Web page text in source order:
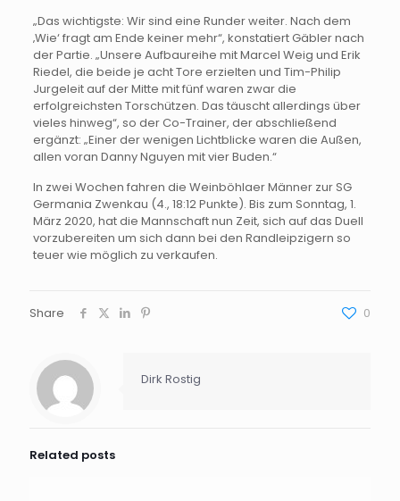
„Das wichtigste: Wir sind eine Runder weiter. Nach dem
‚Wie‘ fragt am Ende keiner mehr“, konstatiert Gäbler nach
der Partie. „Unsere Aufbaureihe mit Marcel Weig und Erik
Riedel, die beide je acht Tore erzielten und Tim-Philip
Jurgeleit auf der Mitte mit fünf waren zwar die
erfolgreichsten Torschützen. Das täuscht allerdings über
vieles hinweg“, so der Co-Trainer, der abschließend
ergänzt: „Einer der wenigen Lichtblicke waren die Außen,
allen voran Danny Nguyen mit vier Buden.“
In zwei Wochen fahren die Weinböhlaer Männer zur SG
Germania Zwenkau (4., 18:12 Punkte). Bis zum Sonntag, 1.
März 2020, hat die Mannschaft nun Zeit, sich auf das Duell
vorzubereiten um sich dann bei den Randleipzigern so
teuer wie möglich zu verkaufen.
Share 0
Dirk Rostig
Related posts